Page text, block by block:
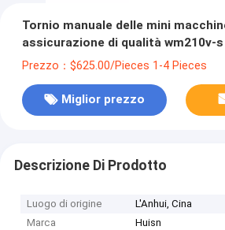
Tornio manuale delle mini
assicurazione di qualità wm210v-
meccanico di giro del metallo
Prezzo：$625.00/Pieces 1-4 Pieces
Miglior prezzo
Descrizione Di Prodotto
Luogo di origine
L'Anhui, Cina
Marca
Huisn